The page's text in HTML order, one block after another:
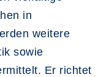
in
weitere
sowie
Er richtet